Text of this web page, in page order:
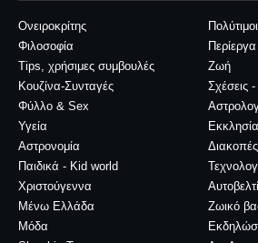
Ονειροκρίτης
Φιλοσοφία
Περίεργα
Tips, χρήσιμες συμβουλές
Ζωή
Κουζίνα-Συνταγές
Σχέσεις
Φύλλο & Sex
Υγεία
Εκκλησία
Αστρονομία
Παιδικά - Kid world
Χριστούγεννα
Μένω Ελλάδα
Ζωικό
Μόδα